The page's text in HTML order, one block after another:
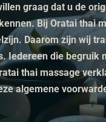
graag dat u de
Bij Oratai thai
Daarom zijn wij
Iedereen die begruik
thai massage
algemene